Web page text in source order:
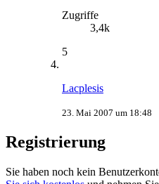
Zugriffe
3,4k
5
Lacplesis
23. Mai 2007 um 18:48
Registrierung
Sie haben noch kein